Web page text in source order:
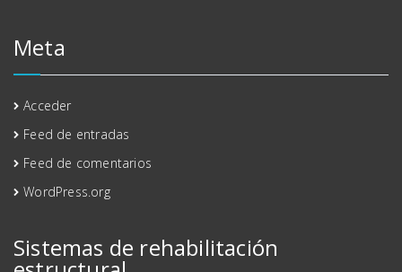
Meta
Acceder
Feed de entradas
Feed de comentarios
WordPress.org
Sistemas de rehabilitación